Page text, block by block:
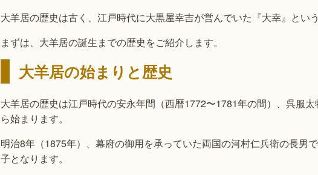
大羊居の歴史は古く、江戸時代に大黒屋幸吉が営んでいた『大幸』とい
まずは、大羊居の誕生までの歴史をご紹介します。
大羊居の始まりと歴史
大羊居の歴史は江戸時代の安永年間（西暦1772〜1781年の間）、呉服
ら始まります。
明治8年（1875年）、幕府の御用を承っていた両国の河村仁兵衛の長男
子となります。